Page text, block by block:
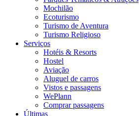
Mochilão
Ecoturismo
Turismo de Aventura
Turismo Religioso
Serviços
Hotéis & Resorts
Hostel
Aviação
Aluguel de carros
Vistos e passagens
WePlann
Comprar passagens
Últimas